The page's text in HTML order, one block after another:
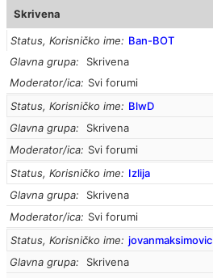
Skrivena
Status, Korisničko ime
Ban-BOT
Glavna grupa
Skrivena
Moderator/ica
Svi forumi
Status, Korisničko ime
BlwD
Glavna grupa
Skrivena
Moderator/ica
Svi forumi
Status, Korisničko ime
Izlija
Glavna grupa
Skrivena
Moderator/ica
Svi forumi
Status, Korisničko ime
jovanmaksimovic
Glavna grupa
Skrivena